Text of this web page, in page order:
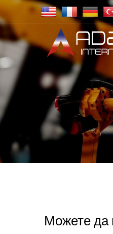
Можете да